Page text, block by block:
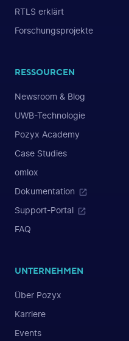
RTLS erklärt
Forschungsprojekte
RESSOURCEN
Newsroom & Blog
UWB-Technologie
Pozyx Academy
Case Studies
omlox
Dokumentation
Support-Portal
FAQ
UNTERNEHMEN
Über Pozyx
Karriere
Events